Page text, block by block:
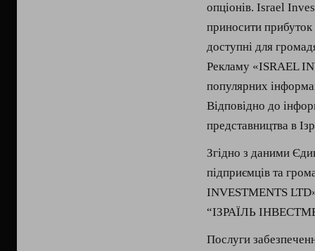
опціонів. Israel
приносити прибуток
доступні для
Рекламу «ISRAEL
популярних
Відповідно до
представництва в
Згідно з даними
підприємців та
INVESTMENTS
“ІЗРАЇЛЬ
Послуги